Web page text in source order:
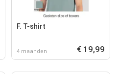
F. T-shirt
4 maanden € 19,99